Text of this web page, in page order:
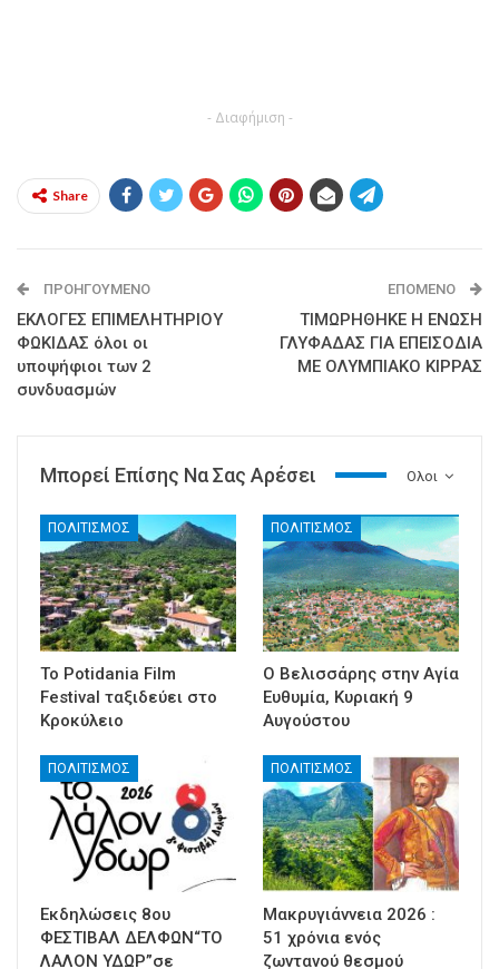
- Διαφήμιση -
Share
ΠΡΟΗΓΟΎΜΕΝΟ
ΕΚΛΟΓΕΣ ΕΠΙΜΕΛΗΤΗΡΙΟΥ
ΦΩΚΙΔΑΣ όλοι οι
υποψήφιοι των 2
συνδυασμών
ΕΠΌΜΕΝΟ
ΤΙΜΩΡΗΘΗΚΕ Η ΕΝΩΣΗ
ΓΛΥΦΑΔΑΣ ΓΙΑ ΕΠΕΙΣΟΔΙΑ
ΜΕ ΟΛΥΜΠΙΑΚΟ ΚΙΡΡΑΣ
Ολοι
Μπορεί Επίσης Να Σας Αρέσει
ΠΟΛΙΤΙΣΜΟΣ
Το Potidania Film
Festival ταξιδεύει στο
Κροκύλειο
ΠΟΛΙΤΙΣΜΟΣ
Ο Βελισσάρης στην Αγία
Ευθυμία, Κυριακή 9
Αυγούστου
ΠΟΛΙΤΙΣΜΟΣ
Εκδηλώσεις 8ου
ΦΕΣΤΙΒΑΛ ΔΕΛΦΩΝ“ΤΟ
ΛΑΛΟΝ ΥΔΩΡ”σε
ΠΟΛΙΤΙΣΜΟΣ
Μακρυγιάννεια 2026 :
51 χρόνια ενός
ζωντανού θεσμού